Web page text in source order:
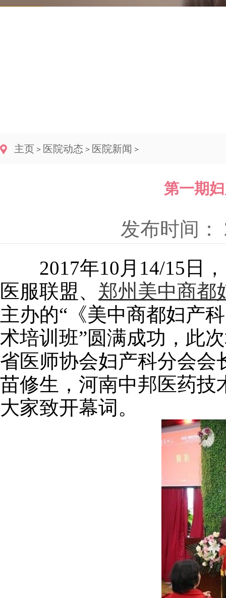
主页 > 医院动态 > 医院新闻 >
第一期
发布时间：
2017年10月14/15日，
医服联盟、 郑州美中商都
主办的“《美中商都妇产
术培训班”圆满成功，此
省医师协会妇产科分会会
苗修生，河南中邦医药技
大家致开幕词。